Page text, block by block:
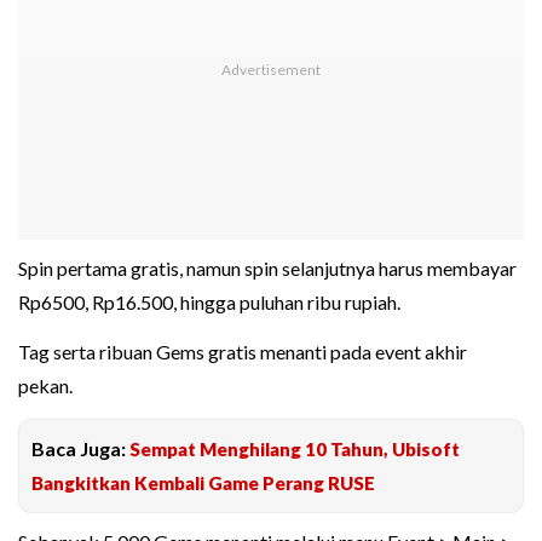
Spin pertama gratis, namun spin selanjutnya harus membayar
Rp6500, Rp16.500, hingga puluhan ribu rupiah.
Tag serta ribuan Gems gratis menanti pada event akhir
pekan.
Baca Juga: Sempat Menghilang 10 Tahun, Ubisoft
Bangkitkan Kembali Game Perang RUSE